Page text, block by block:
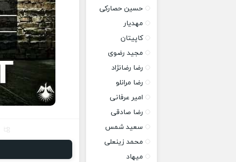
حسین حصارکی
مهدیار
کاپیتان
مجید رضوی
رضا رضانژاد
رضا مرانلو
امیر عرفانی
رضا صادقی
سعید شمس
محمد زینعلی
میهاد